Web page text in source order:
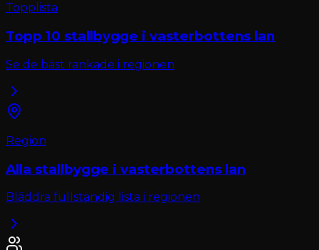
Topplista
Topp 10 stallbygge i vasterbottens lan
Se de bäst rankade i regionen
Region
Alla stallbygge i vasterbottens lan
Bläddra fullständig lista i regionen